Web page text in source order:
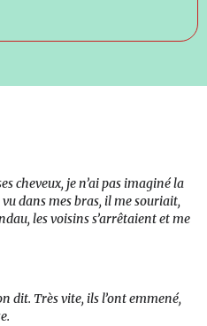
cheveux, jen’aipasimaginéla
vudansmesbras, ilmesouriait,
lesvoisinss’arrêtaientetme
dit. Trèsvite, ilsl’ontemmené,